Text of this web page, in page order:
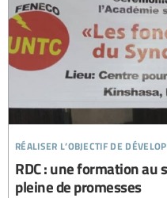
réaliser l’objectif de
RDC : une formation au
pleine de promesses